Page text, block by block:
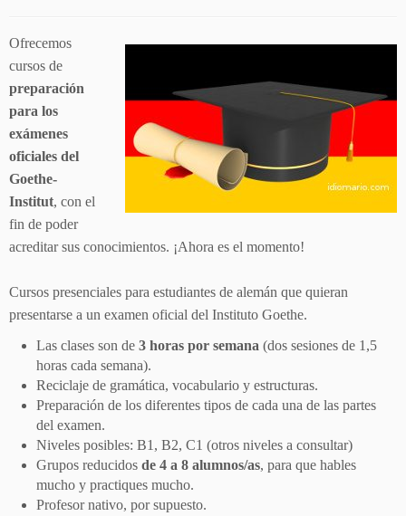
Ofrecemos
cursos de
preparación
para los
exámenes
oficiales del
Goethe-
Institut, con el
fin de poder
acreditar sus conocimientos. ¡Ahora es el momento!
Cursos presenciales para estudiantes de alemán que quieran
presentarse a un examen oficial del Instituto Goethe.
Las clases son de 3 horas por semana (dos sesiones de 1,5
horas cada semana).
Reciclaje de gramática, vocabulario y estructuras.
Preparación de los diferentes tipos de cada una de las partes
del examen.
Niveles posibles: B1, B2, C1 (otros niveles a consultar)
Grupos reducidos de 4 a 8 alumnos/as, para que hables
mucho y practiques mucho.
Profesor nativo, por supuesto.